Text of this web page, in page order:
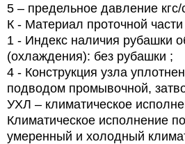
5 – предельное давление кгс/
К - Материал проточной
1 - Индекс наличия рубашки
(охлаждения): без рубашки ;
4 - Конструкция узла
подводом промывочной,
УХЛ – климатическое
Климатическое исполнение
умеренный и холодный